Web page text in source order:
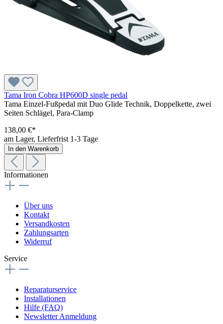
Tama Iron Cobra HP600D single pedal
Tama Einzel-Fußpedal mit Duo Glide Technik, Doppelkette, zwei
Seiten Schlägel, Para-Clamp
138,00 €*
am Lager, Lieferfrist 1-3 Tage
In den Warenkorb
Informationen
Über uns
Kontakt
Versandkosten
Zahlungsarten
Widerruf
Service
Reparaturservice
Installationen
Hilfe (FAQ)
Newsletter Anmeldung